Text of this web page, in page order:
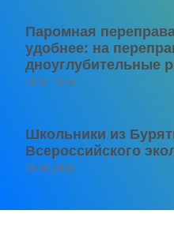
Паромная
удобнее: на
дноуглубительные
06.08.2026
Школьники из
Всероссийского
06.08.2026